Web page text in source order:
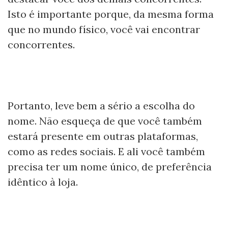
Isto é importante porque, da mesma forma
que no mundo físico, você vai encontrar
concorrentes.
Portanto, leve bem a sério a escolha do
nome. Não esqueça de que você também
estará presente em outras plataformas,
como as redes sociais. E ali você também
precisa ter um nome único, de preferência
idêntico à loja.